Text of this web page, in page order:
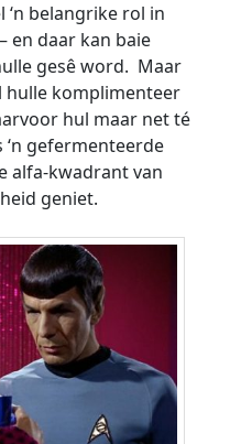
‘n belangrike rol in
en daar kan baie
gesê word. Maar
hulle komplimenteer
hul maar net té
gefermenteerde
alfa-kwadrant van
geniet.